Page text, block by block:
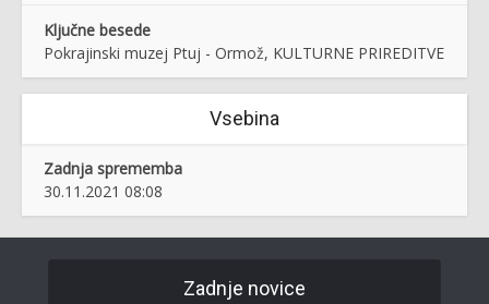
Ključne besede
Pokrajinski muzej Ptuj - Ormož, KULTURNE PRIREDITVE
Vsebina
Zadnja sprememba
30.11.2021 08:08
Zadnje novice